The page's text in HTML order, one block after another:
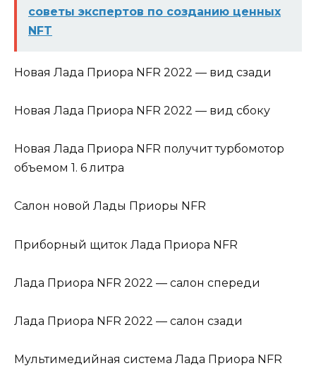
советы экспертов по созданию ценных
NFT
Новая Лада Приора NFR 2022 — вид сзади
Новая Лада Приора NFR 2022 — вид сбоку
Новая Лада Приора NFR получит турбомотор
объемом 1. 6 литра
Салон новой Лады Приоры NFR
Приборный щиток Лада Приора NFR
Лада Приора NFR 2022 — салон спереди
Лада Приора NFR 2022 — салон сзади
Мультимедийная система Лада Приора NFR